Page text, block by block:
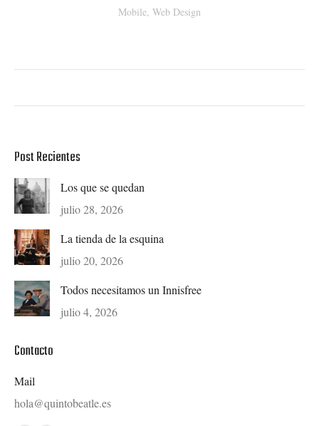
Mobile, Web Design
Post Recientes
Los que se quedan
julio 28, 2026
La tienda de la esquina
julio 20, 2026
Todos necesitamos un Innisfree
julio 4, 2026
Contacto
Mail
hola@quintobeatle.es